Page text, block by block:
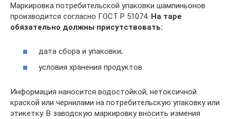
Маркировка потребительской упаковки шампиньонов
производится согласно ГОСТ Р 51074. На таре
обязательно должны присутствовать:
дата сбора и упаковки;
условия хранения продуктов.
Информация наносится водостойкой, нетоксичной
краской или чернилами на потребительскую упаковку или
этикетку. В заводскую маркировку вносить измения